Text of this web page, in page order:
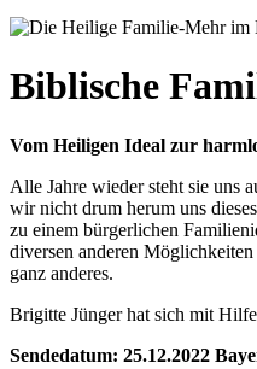
Biblische
Vom Heiligen Ideal zur
Alle Jahre wieder steht sie uns
wir nicht drum herum uns
zu einem bürgerlichen
diversen anderen
ganz anderes.
Brigitte Jünger hat sich mit
Sendedatum: 25.12.2022